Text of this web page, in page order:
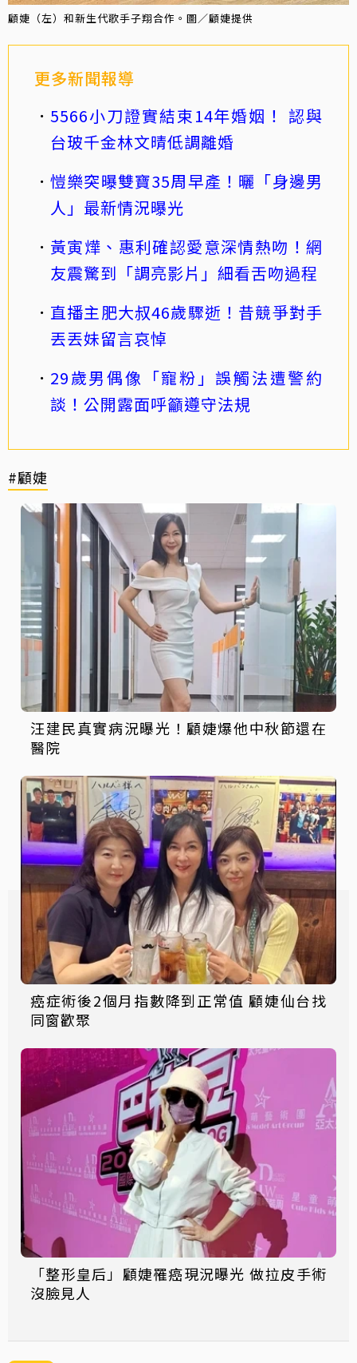
顧婕（左）和新生代歌手子翔合作。圖／顧婕提供
更多新聞報導
5566小刀證實結束14年婚姻！ 認與
台玻千金林文晴低調離婚
愷樂突曝雙寶35周早產！曬「身邊男
人」最新情況曝光
黃寅燁、惠利確認愛意深情熱吻！網
友震驚到「調亮影片」細看舌吻過程
直播主肥大叔46歲驟逝！昔競爭對手
丟丟妹留言哀悼
29歲男偶像「寵粉」誤觸法遭警約
談！公開露面呼籲遵守法規
#顧婕
汪建民真實病況曝光！顧婕爆他中秋節還在
醫院
癌症術後2個月指數降到正常值 顧婕仙台找
同窗歡聚
「整形皇后」顧婕罹癌現況曝光 做拉皮手術
沒臉見人